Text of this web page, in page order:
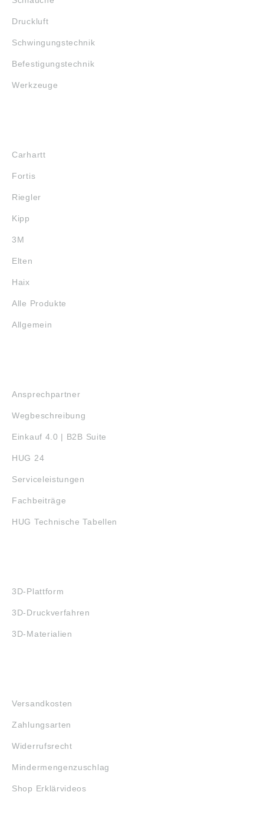
Druckluft
Schwingungstechnik
Befestigungstechnik
Werkzeuge
Carhartt
Fortis
Riegler
Kipp
3M
Elten
Haix
Alle Produkte
Allgemein
Ansprechpartner
Wegbeschreibung
Einkauf 4.0 | B2B Suite
HUG 24
Serviceleistungen
Fachbeiträge
HUG Technische Tabellen
3D-Plattform
3D-Druckverfahren
3D-Materialien
Versandkosten
Zahlungsarten
Widerrufsrecht
Mindermengenzuschlag
Shop Erklärvideos